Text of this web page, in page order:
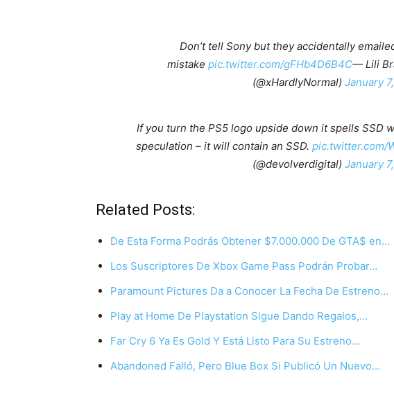
Don’t tell Sony but they accidentally
mistake pic.twitter.com/gFHb4D6B4C— Lili
(@xHardlyNormal) January
If you turn the PS5 logo upside down it spells SSD
speculation – it will contain an SSD. pic.twitter.com/
(@devolverdigital) January
Related Posts:
De Esta Forma Podrás Obtener $7.000.000 De GTA$ en…
Los Suscriptores De Xbox Game Pass Podrán Probar…
Paramount Pictures Da a Conocer La Fecha De Estreno…
Play at Home De Playstation Sigue Dando Regalos,…
Far Cry 6 Ya Es Gold Y Está Listo Para Su Estreno…
Abandoned Falló, Pero Blue Box Si Publicó Un Nuevo…